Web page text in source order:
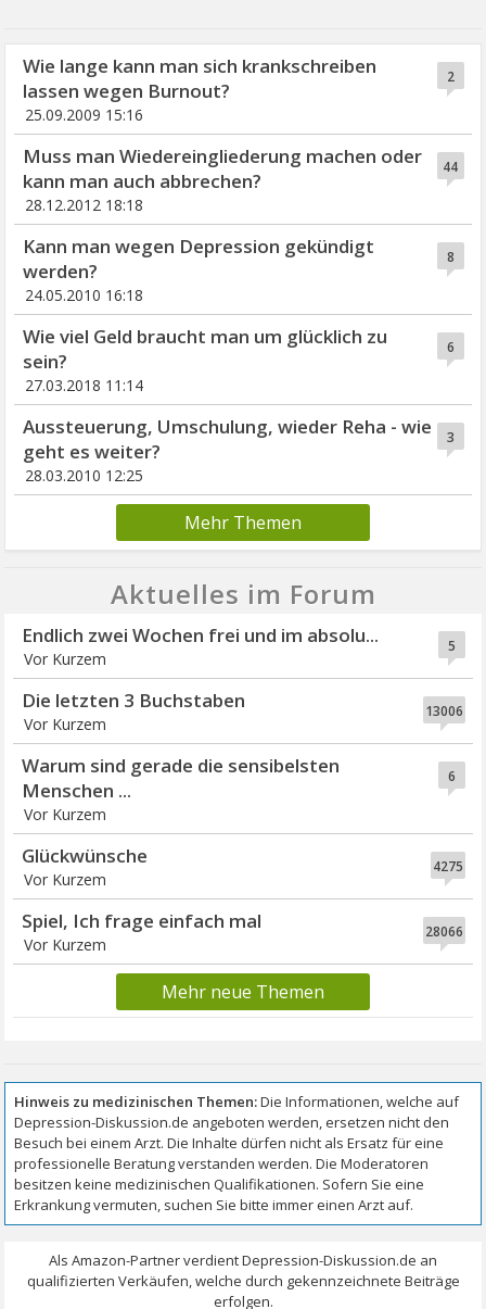
2
Wie lange kann man sich krankschreiben
lassen wegen Burnout?
25.09.2009 15:16
44
Muss man Wiedereingliederung machen oder
kann man auch abbrechen?
28.12.2012 18:18
8
Kann man wegen Depression gekündigt
werden?
24.05.2010 16:18
6
Wie viel Geld braucht man um glücklich zu
sein?
27.03.2018 11:14
3
Aussteuerung, Umschulung, wieder Reha - wie
geht es weiter?
28.03.2010 12:25
Mehr Themen
Aktuelles im Forum
5
Endlich zwei Wochen frei und im absolu...
Vor Kurzem
13006
Die letzten 3 Buchstaben
Vor Kurzem
6
Warum sind gerade die sensibelsten
Menschen ...
Vor Kurzem
4275
Glückwünsche
Vor Kurzem
28066
Spiel, Ich frage einfach mal
Vor Kurzem
Mehr neue Themen